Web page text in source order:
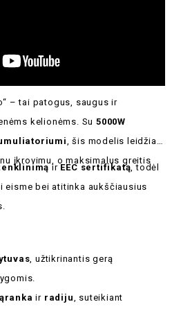
– tai patogus, saugus ir
kelionėms. Su 5000W
, šis modelis leidžia
įkrovimu, o maksimalus greitis
ir EEC sertifikatą , todėl
eisme bei atitinka aukščiausius
, užtikrinantis gerą
ir radiju , suteikiant